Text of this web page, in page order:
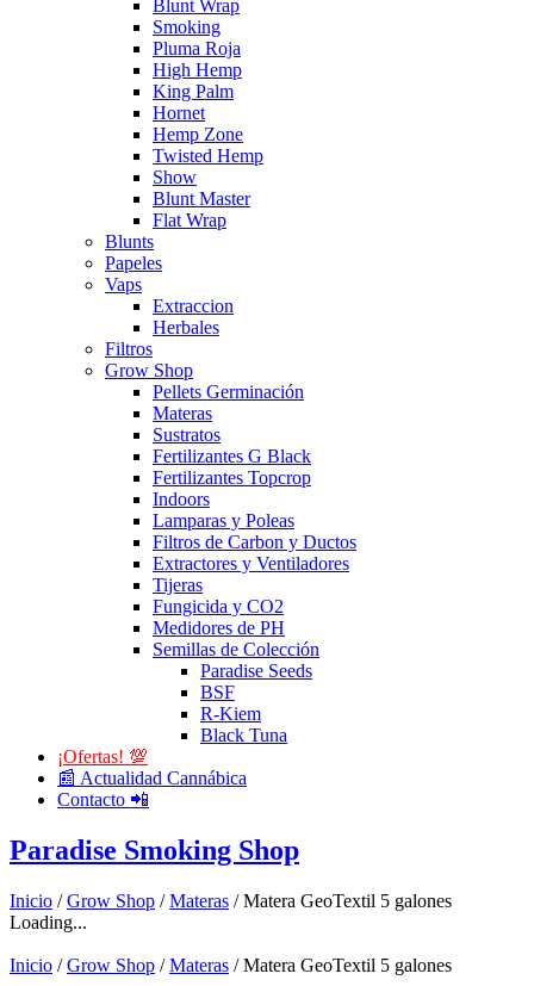
Blunt Wrap
Smoking
Pluma Roja
High Hemp
King Palm
Hornet
Hemp Zone
Twisted Hemp
Show
Blunt Master
Flat Wrap
Blunts
Papeles
Vaps
Extraccion
Herbales
Filtros
Grow Shop
Pellets Germinación
Materas
Sustratos
Fertilizantes G Black
Fertilizantes Topcrop
Indoors
Lamparas y Poleas
Filtros de Carbon y Ductos
Extractores y Ventiladores
Tijeras
Fungicida y CO2
Medidores de PH
Semillas de Colección
Paradise Seeds
BSF
R-Kiem
Black Tuna
¡Ofertas! 💯
📰 Actualidad Cannábica
Contacto 📲
Paradise Smoking Shop
Inicio /Grow Shop /Materas / Matera GeoTextil 5 galones
Loading...
Inicio /Grow Shop /Materas / Matera GeoTextil 5 galones